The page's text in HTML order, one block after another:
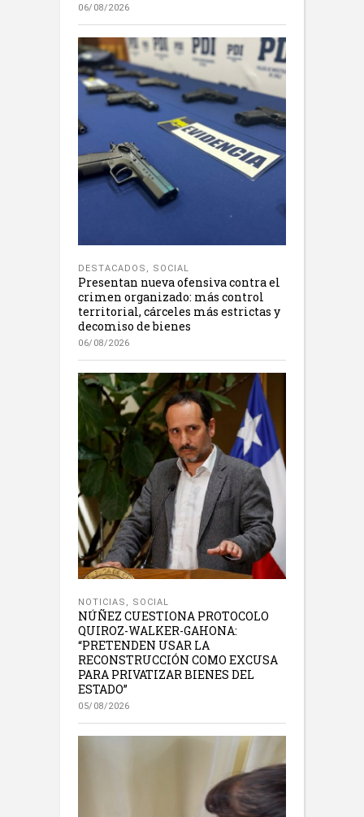
06/08/2026
DESTACADOS , SOCIAL
Presentan nueva ofensiva contra el
crimen organizado: más control
territorial, cárceles más estrictas y
decomiso de bienes
06/08/2026
NOTICIAS , SOCIAL
NÚÑEZ CUESTIONA PROTOCOLO
QUIROZ-WALKER-GAHONA:
“PRETENDEN USAR LA
RECONSTRUCCIÓN COMO EXCUSA
PARA PRIVATIZAR BIENES DEL
ESTADO”
05/08/2026